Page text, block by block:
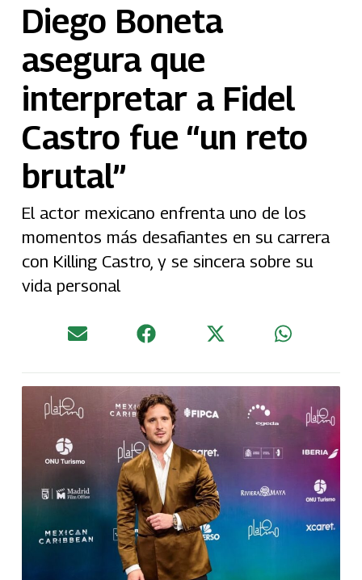
Diego Boneta
asegura que
interpretar a Fidel
Castro fue “un reto
brutal”
El actor mexicano enfrenta uno de los
momentos más desafiantes en su carrera
con Killing Castro, y se sincera sobre su
vida personal